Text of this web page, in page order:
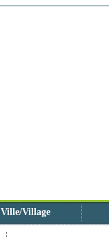
Ville/Village